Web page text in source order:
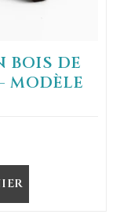
BOIS DE
MODÈLE